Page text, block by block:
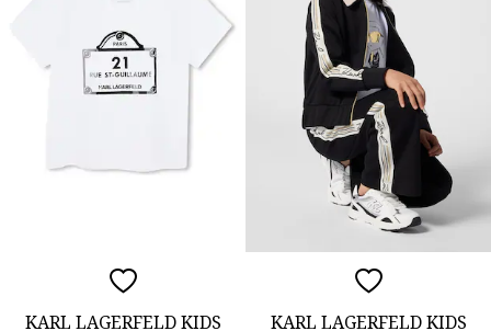
KARL LAGERFELD KIDS KARL LAGERFELD KIDS